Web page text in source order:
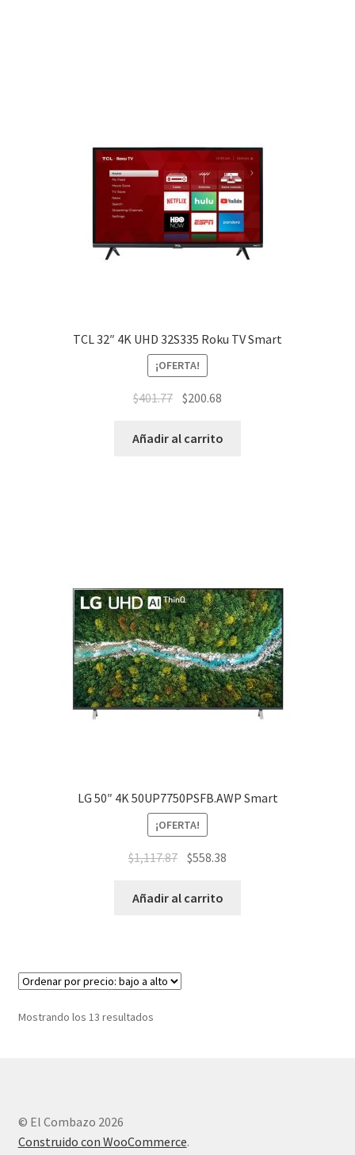
TCL 32″ 4K UHD 32S335 Roku TV Smart
¡OFERTA!
$401.77 $200.68
Añadir al carrito
LG 50″ 4K 50UP7750PSFB.AWP Smart
¡OFERTA!
$1,117.87 $558.38
Añadir al carrito
Mostrando los 13 resultados
© El Combazo 2026
Construido con WooCommerce.